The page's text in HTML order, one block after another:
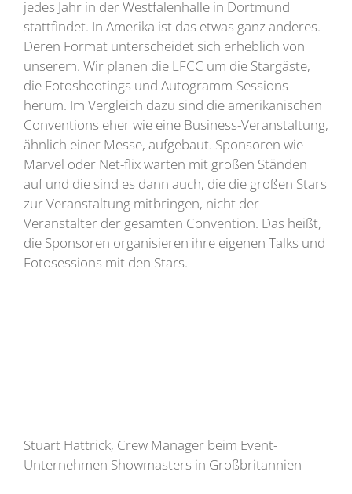
jedes Jahr in der Westfalenhalle in Dortmund
stattfindet. In Amerika ist das etwas ganz anderes.
Deren Format unterscheidet sich erheblich von
unserem. Wir planen die LFCC um die Stargäste,
die Fotoshootings und Autogramm-Sessions
herum. Im Vergleich dazu sind die amerikanischen
Conventions eher wie eine Business-Veranstaltung,
ähnlich einer Messe, aufgebaut. Sponsoren wie
Marvel oder Net-flix warten mit großen Ständen
auf und die sind es dann auch, die die großen Stars
zur Veranstaltung mitbringen, nicht der
Veranstalter der gesamten Convention. Das heißt,
die Sponsoren organisieren ihre eigenen Talks und
Fotosessions mit den Stars.
Stuart Hattrick, Crew Manager beim Event-
Unternehmen Showmasters in Großbritannien